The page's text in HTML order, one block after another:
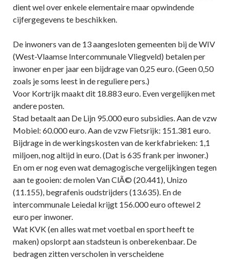
dient wel over enkele elementaire maar opwindende
cijfergegevens te beschikken.
De inwoners van de 13 aangesloten gemeenten bij de WIV
(West-Vlaamse Intercommunale Vliegveld) betalen per
inwoner en per jaar een bijdrage van 0,25 euro. (Geen 0,50
zoals je soms leest in de reguliere pers.)
Voor Kortrijk maakt dit 18.883 euro. Even vergelijken met
andere posten.
Stad betaalt aan De Lijn 95.000 euro subsidies. Aan de vzw
Mobiel: 60.000 euro. Aan de vzw Fietsrijk: 151.381 euro.
Bijdrage in de werkingskosten van de kerkfabrieken: 1,1
miljoen, nog altijd in euro. (Dat is 635 frank per inwoner.)
En om er nog even wat demagogische vergelijkingen tegen
aan te gooien: de molen Van ClÃ© (20.441), Unizo
(11.155), begrafenis oudstrijders (13.635). En de
intercommunale Leiedal krijgt 156.000 euro oftewel 2
euro per inwoner.
Wat KVK (en alles wat met voetbal en sport heeft te
maken) opslorpt aan stadsteun is onberekenbaar. De
bedragen zitten verscholen in verscheidene